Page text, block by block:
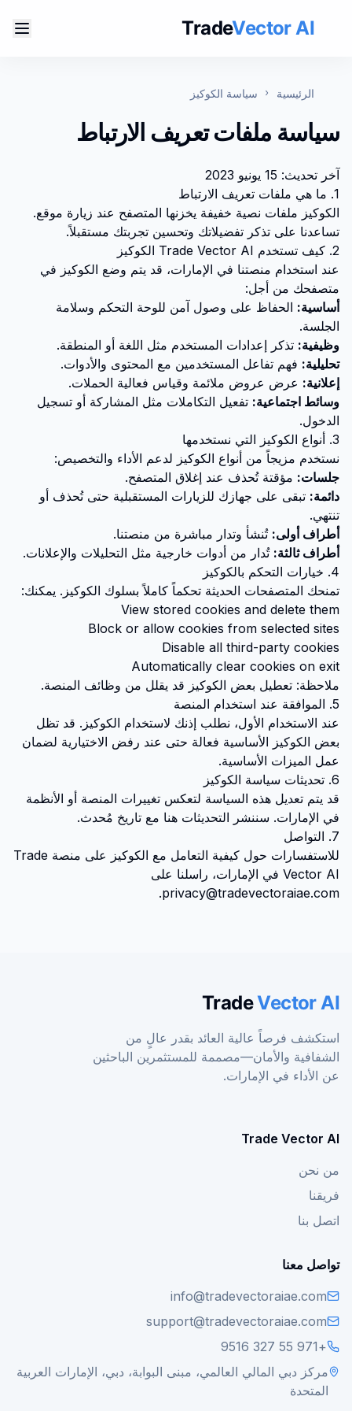
TradeVector AI
الرئيسية سياسة الكوكيز
سياسة ملفات تعريف الارتباط
آخر تحديث: 15 يونيو 2023
1. ما هي ملفات تعريف الارتباط
الكوكيز ملفات نصية خفيفة يخزنها المتصفح عند زيارة موقع.
تساعدنا على تذكر تفضيلاتك وتحسين تجربتك مستقبلاً.
2. كيف تستخدم Trade Vector AI الكوكيز
عند استخدام منصتنا في الإمارات، قد يتم وضع الكوكيز في
متصفحك من أجل:
أساسية: الحفاظ على وصول آمن للوحة التحكم وسلامة
الجلسة.
وظيفية: تذكر إعدادات المستخدم مثل اللغة أو المنطقة.
تحليلية: فهم تفاعل المستخدمين مع المحتوى والأدوات.
إعلانية: عرض عروض ملائمة وقياس فعالية الحملات.
وسائط اجتماعية: تفعيل التكاملات مثل المشاركة أو تسجيل
الدخول.
3. أنواع الكوكيز التي نستخدمها
نستخدم مزيجاً من أنواع الكوكيز لدعم الأداء والتخصيص:
جلسات: مؤقتة تُحذف عند إغلاق المتصفح.
دائمة: تبقى على جهازك للزيارات المستقبلية حتى تُحذف أو
تنتهي.
أطراف أولى: تُنشأ وتدار مباشرة من منصتنا.
أطراف ثالثة: تُدار من أدوات خارجية مثل التحليلات والإعلانات.
4. خيارات التحكم بالكوكيز
تمنحك المتصفحات الحديثة تحكماً كاملاً بسلوك الكوكيز. يمكنك:
View stored cookies and delete them
Block or allow cookies from selected sites
Disable all third-party cookies
Automatically clear cookies on exit
ملاحظة: تعطيل بعض الكوكيز قد يقلل من وظائف المنصة.
5. الموافقة عند استخدام المنصة
عند الاستخدام الأول، نطلب إذنك لاستخدام الكوكيز. قد تظل
بعض الكوكيز الأساسية فعالة حتى عند رفض الاختيارية لضمان
عمل الميزات الأساسية.
6. تحديثات سياسة الكوكيز
قد يتم تعديل هذه السياسة لتعكس تغييرات المنصة أو الأنظمة
في الإمارات. سننشر التحديثات هنا مع تاريخ مُحدث.
7. التواصل
للاستفسارات حول كيفية التعامل مع الكوكيز على منصة Trade
Vector AI في الإمارات، راسلنا على
privacy@tradevectoraiae.com
.
TradeVector AI
استكشف فرصاً عالية العائد بقدر عالٍ من
الشفافية والأمان—مصممة للمستثمرين الباحثين
عن الأداء في الإمارات.
Trade Vector AI
من نحن
فريقنا
اتصل بنا
تواصل معنا
info@tradevectoraiae.com
support@tradevectoraiae.com
+971 55 327 9516
مركز دبي المالي العالمي، مبنى البوابة، دبي، الإمارات العربية
المتحدة